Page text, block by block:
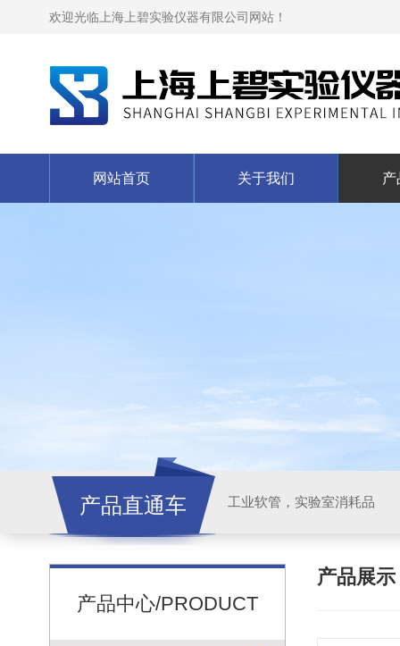
欢迎光临上海上碧实验仪器有限公司网站！
网站首页 关于我们 产
产品直通车 工业软管，实验室消耗品
产品中心/PRODUCT
产品展示